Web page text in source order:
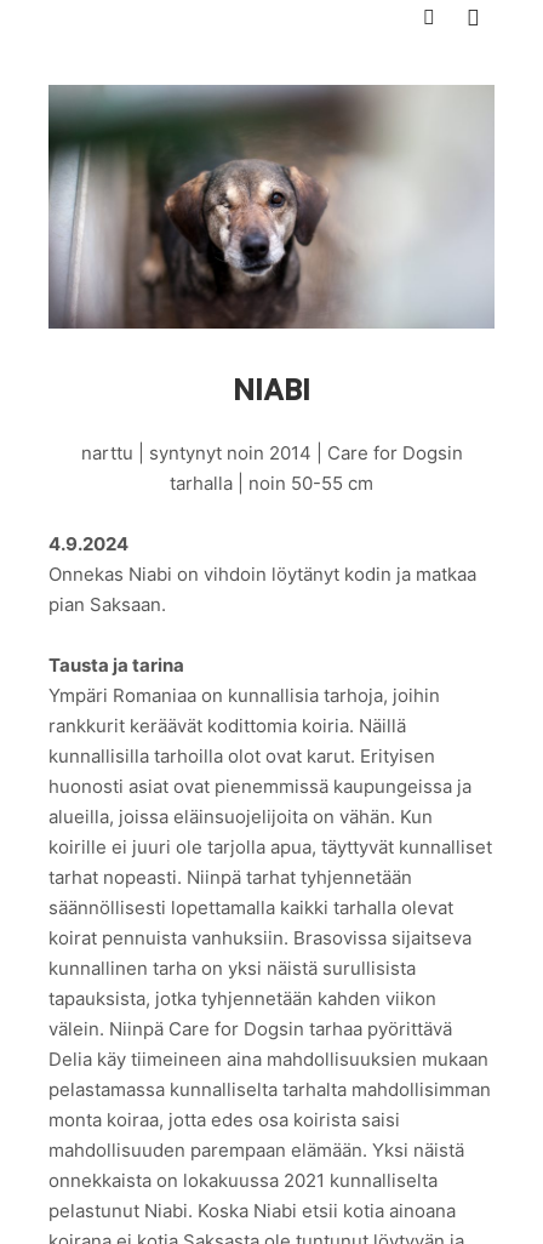
NIABI
narttu | syntynyt noin 2014 | Care for Dogsin
tarhalla | noin 50-55 cm
4.9.2024
Onnekas Niabi on vihdoin löytänyt kodin ja matkaa
pian Saksaan.
Tausta ja tarina
Ympäri Romaniaa on kunnallisia tarhoja, joihin
rankkurit keräävät kodittomia koiria. Näillä
kunnallisilla tarhoilla olot ovat karut. Erityisen
huonosti asiat ovat pienemmissä kaupungeissa ja
alueilla, joissa eläinsuojelijoita on vähän. Kun
koirille ei juuri ole tarjolla apua, täyttyvät kunnalliset
tarhat nopeasti. Niinpä tarhat tyhjennetään
säännöllisesti lopettamalla kaikki tarhalla olevat
koirat pennuista vanhuksiin. Brasovissa sijaitseva
kunnallinen tarha on yksi näistä surullisista
tapauksista, jotka tyhjennetään kahden viikon
välein. Niinpä Care for Dogsin tarhaa pyörittävä
Delia käy tiimeineen aina mahdollisuuksien mukaan
pelastamassa kunnalliselta tarhalta mahdollisimman
monta koiraa, jotta edes osa koirista saisi
mahdollisuuden parempaan elämään. Yksi näistä
onnekkaista on lokakuussa 2021 kunnalliselta
pelastunut Niabi. Koska Niabi etsii kotia ainoana